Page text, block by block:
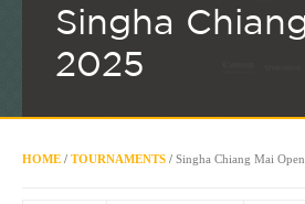
Singha
2025
HOME / TOURNAMENTS / Singha Chiang Mai